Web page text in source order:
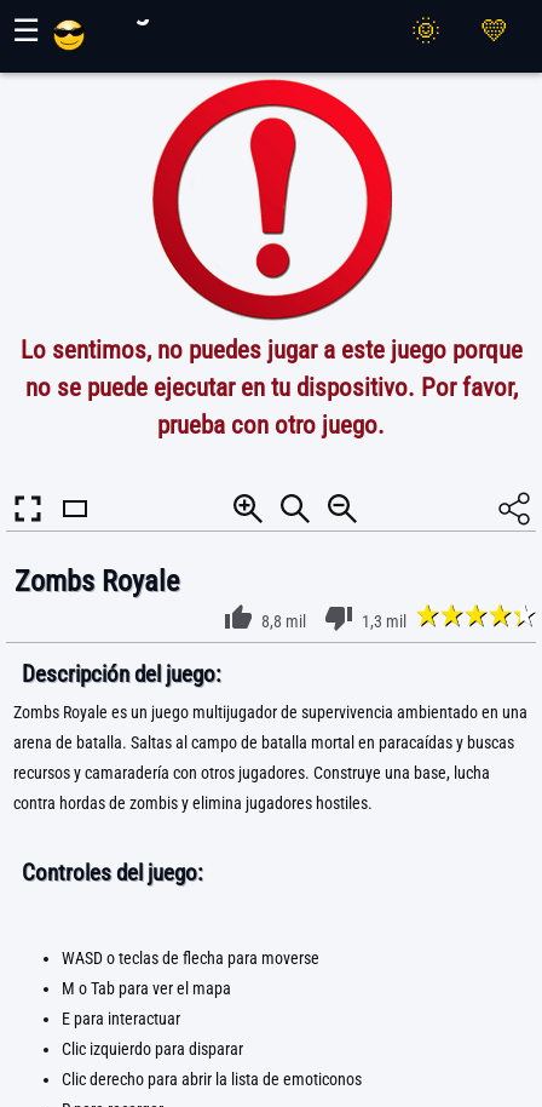
☰
Lo sentimos, no puedes jugar a este juego porque
no se puede ejecutar en tu dispositivo. Por favor,
prueba con otro juego.
Zombs Royale
8,8 mil 1,3 mil
Descripción del juego:
Zombs Royale es un juego multijugador de supervivencia ambientado en una
arena de batalla. Saltas al campo de batalla mortal en paracaídas y buscas
recursos y camaradería con otros jugadores. Construye una base, lucha
contra hordas de zombis y elimina jugadores hostiles.
Controles del juego:
WASD o teclas de flecha para moverse
M o Tab para ver el mapa
E para interactuar
Clic izquierdo para disparar
Clic derecho para abrir la lista de emoticonos